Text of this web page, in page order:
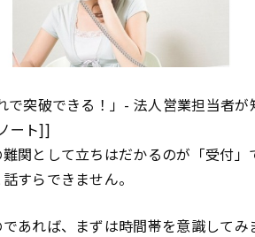
で突破できる！」- 法人営業担当者
ート]]
関として立ちはだかるのが「受付
すらできません。
あれば、まずは時間帯を意識してみ